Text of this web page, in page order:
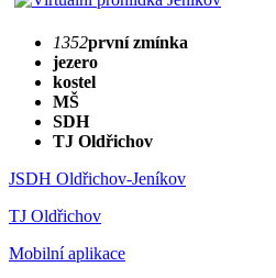
1352první zmínka
jezero
kostel
MŠ
SDH
TJ Oldřichov
JSDH Oldřichov-Jeníkov
TJ Oldřichov
Mobilní aplikace